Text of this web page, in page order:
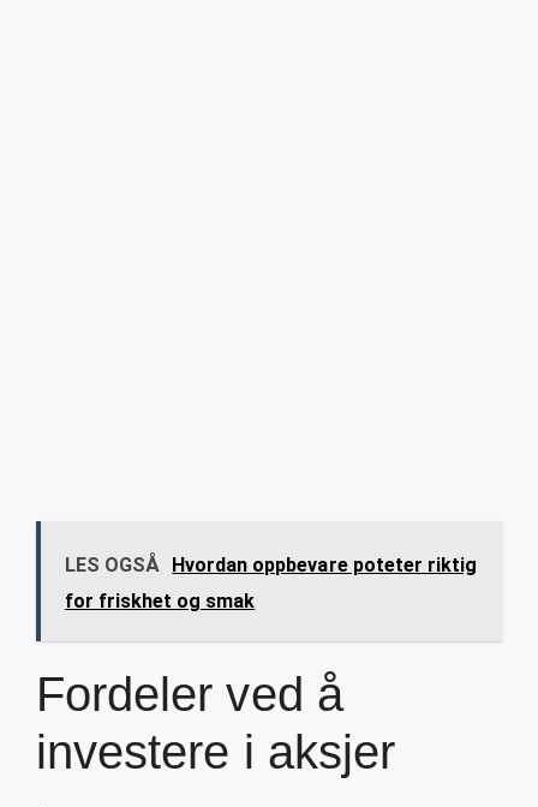
LES OGSÅ Hvordan oppbevare poteter riktig
for friskhet og smak
Fordeler ved å
investere i aksjer